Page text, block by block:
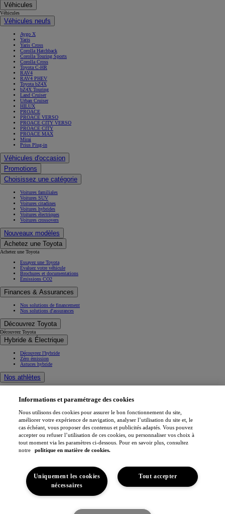
Véhicules
Véhicules
Véhicules neufs
Aygo X
Yaris
Yaris Cross
Corolla Hatchback
Corolla Touring Sports
Corolla Cross
Toyota C-HR
RAV4
RAV4 PHEV
Toyota bZ4X
bZ4X Touring
Land Cruiser
Urban Cruiser
HILUX
PROACE
PROACE VERSO
PROACE CITY VERSO
PROACE CITY
PROACE MAX
Mirai
Prius Plug-in
Véhicules d'occasion
Promotions
Choisissez une catégorie
Voitures familiales
Voitures SUV
Voitures citadines
Voitures hybrides
Voitures électriques
Voitures crossovers
Nouveaux modèles
Achetez une Toyota
Achetez une Toyota
Essayez une Toyota
Évaluez votre véhicule
Brochures et documentations
Émissions CO2
Finances & Assurances
Nos solutions de financement
Nos solutions d'assurances
Découvrez Toyota
Découvrez Toyota
Hybride & Électrique
Découvrez l'hybride
Zéro émission
Astuces hybride
Nos athlètes
Toyota Gazoo Racing
Toyota GR Sport
Dakar Rally
WRC - Championnat du monde des rallyes
WEC - Championnat du monde d'endurance FIA
GR H2 Racing Concept
Toyota Belgium
Espace
Pourquoi Toyota
Confort du véhicule
Informations et paramétrage des cookies
Nous utilisons des cookies pour assurer le bon fonctionnement du site,
améliorer votre expérience de navigation, analyser l’utilisation du site et, le
cas échéant, vous proposer des contenus et publicités adaptés. Vous pouvez
accepter ou refuser l’utilisation de ces cookies, ou personnaliser vos choix à
tout moment via les paramètres ci-dessous. Pour en savoir plus, consultez
notre
politique en matière de cookies.
Tout accepter
Uniquement les cookies
nécessaires